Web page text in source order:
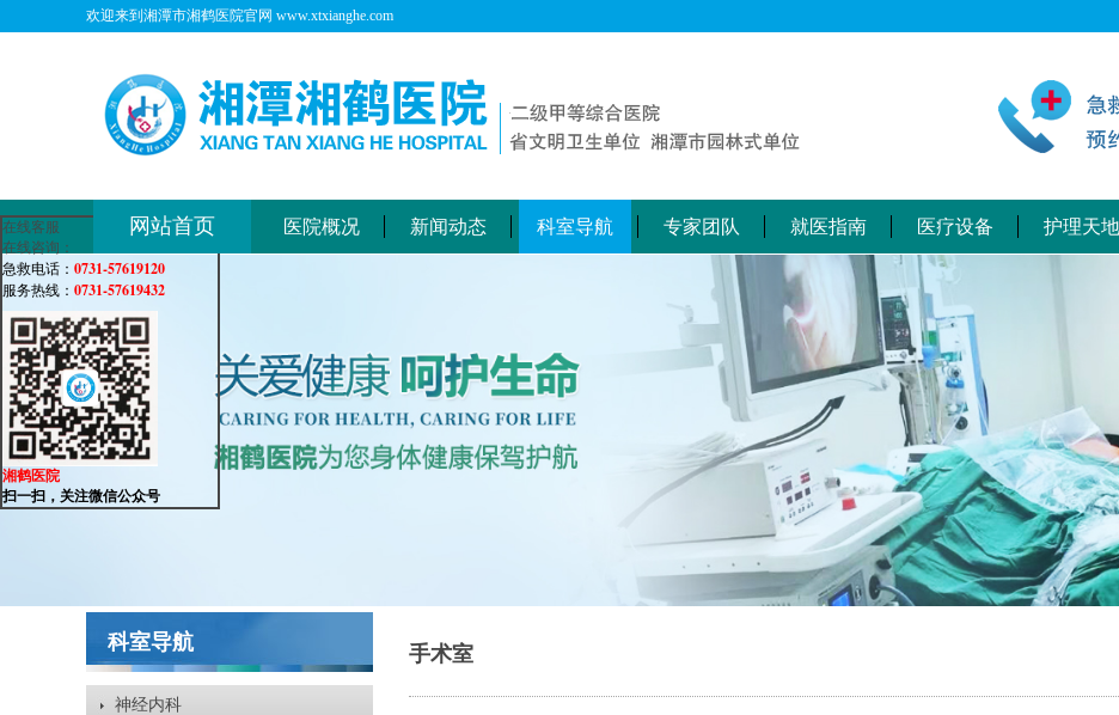
欢迎来到湘潭市湘鹤医院官网 www.xtxianghe.com
网站首页 医院概况 新闻动态 科室导航 专家团队 就医指南 医疗设备 护理天地
科室导航
神经内科
手术室
在线客服
在线咨询：
急救电话： 0731-57619120
服务热线： 0731-57619432
湘鹤医院
扫一扫，关注微信公众号